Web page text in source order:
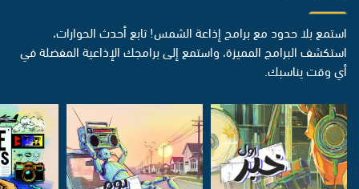
استمع بلا حدود مع برامج إذاعة الشمس! تابع أحدث الحوارات،
استكشف البرامج المميزة، واستمع إلى برامجك الإذاعية المفضلة في
أي وقت يناسبك.